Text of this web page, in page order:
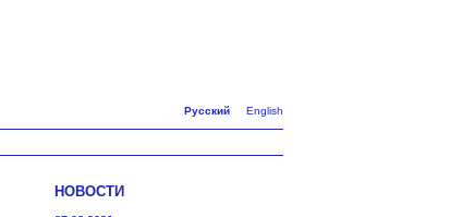
Русский English
НОВОСТИ